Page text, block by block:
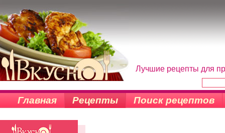
Лучшие рецепты для
Главная Рецепты Поиск рецептов